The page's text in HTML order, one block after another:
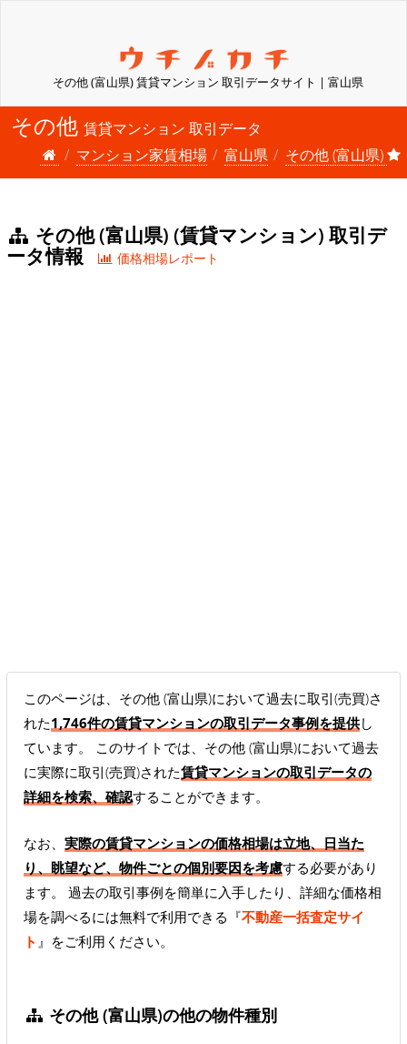
その他 (富山県) 賃貸マンション 取引データサイト | 富山県
その他 賃貸マンション 取引データ
マンション家賃相場
富山県 その他 (富山県)
その他 (富山県) (賃貸マンション) 取引デ
ータ情報
価格相場レポート
このページは、その他 (富山県)において過去に取引(売買)さ
れた1,746件の賃貸マンションの取引データ事例を提供し
ています。 このサイトでは、その他 (富山県)において過去
に実際に取引(売買)された賃貸マンションの取引データの
詳細を検索、確認することができます。
なお、 実際の賃貸マンションの価格相場は立地、日当た
り、眺望など、物件ごとの個別要因を考慮する必要があり
ます。 過去の取引事例を簡単に入手したり、詳細な価格相
場を調べるには無料で利用できる『不動産一括査定サイ
ト 』をご利用ください。
その他 (富山県)の他の物件種別